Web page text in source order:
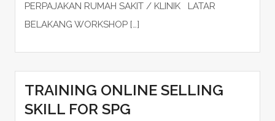
PERPAJAKAN RUMAH SAKIT / KLINIK LATAR
BELAKANG WORKSHOP […]
TRAINING ONLINE SELLING
SKILL FOR SPG